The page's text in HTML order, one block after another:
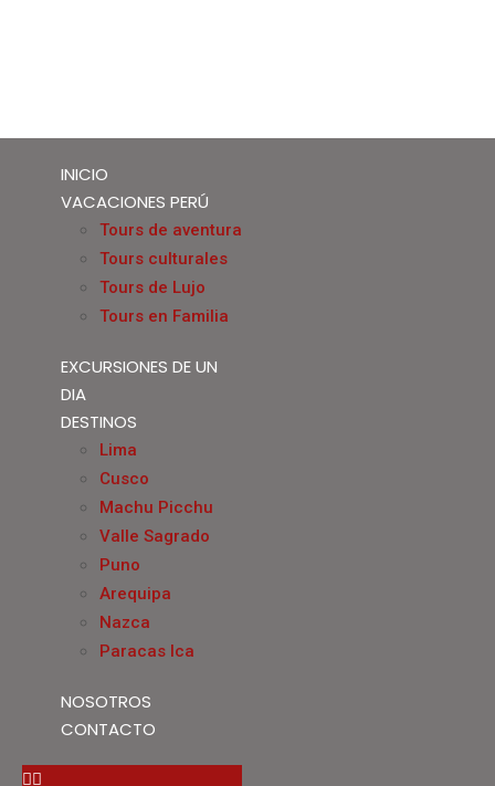
INICIO
VACACIONES PERÚ
Tours de aventura
Tours culturales
Tours de Lujo
Tours en Familia
EXCURSIONES DE UN
DIA
DESTINOS
Lima
Cusco
Machu Picchu
Valle Sagrado
Puno
Arequipa
Nazca
Paracas Ica
NOSOTROS
CONTACTO